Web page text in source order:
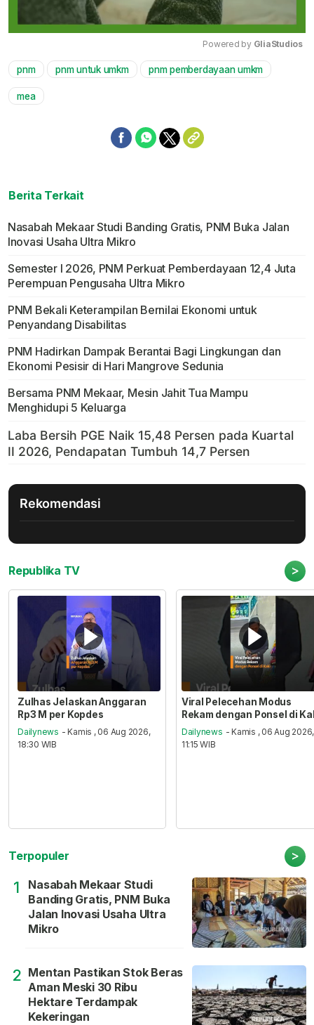
Mute
Powered by GliaStudios
pnm pnm untuk umkm pnm pemberdayaan umkm
mea
Berita Terkait
Nasabah Mekaar Studi Banding Gratis, PNM Buka Jalan
Inovasi Usaha Ultra Mikro
Semester I 2026, PNM Perkuat Pemberdayaan 12,4 Juta
Perempuan Pengusaha Ultra Mikro
PNM Bekali Keterampilan Bernilai Ekonomi untuk
Penyandang Disabilitas
PNM Hadirkan Dampak Berantai Bagi Lingkungan dan
Ekonomi Pesisir di Hari Mangrove Sedunia
Bersama PNM Mekaar, Mesin Jahit Tua Mampu
Menghidupi 5 Keluarga
Rekomendasi
Republika TV >
Zulhas Jelaskan Anggaran
Rp3 M per Kopdes
Dailynews - Kamis , 06 Aug 2026,
18:30 WIB
Viral Pelecehan Modus
Rekam dengan Ponsel di
Dailynews - Kamis , 06 Aug 2026,
11:15 WIB
Terpopuler >
1
Nasabah Mekaar Studi
Banding Gratis, PNM Buka
Jalan Inovasi Usaha Ultra
Mikro
2 Mentan Pastikan Stok Beras
Aman Meski 30 Ribu
Hektare Terdampak
Kekeringan